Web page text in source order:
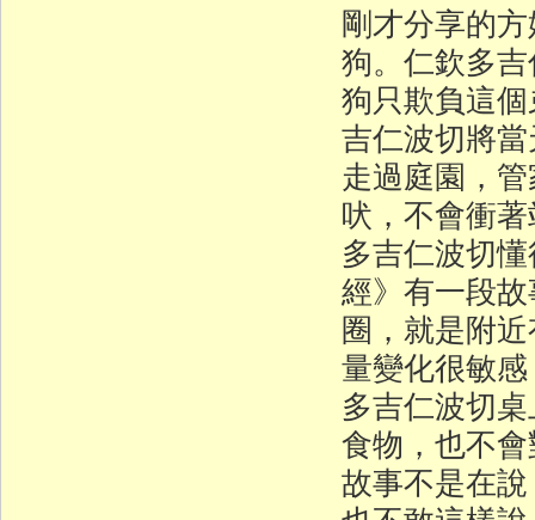
剛才分享的
狗。仁欽多
狗只欺負這
吉仁波切將
走過庭園，
吠，不會衝
多吉仁波切
經》有一段
圈，就是附
量變化很敏
多吉仁波切
食物，也不
故事不是在